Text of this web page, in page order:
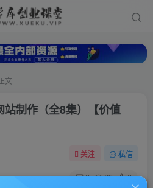
文
制作（全8集）【价值
关注 私信
0 25 0